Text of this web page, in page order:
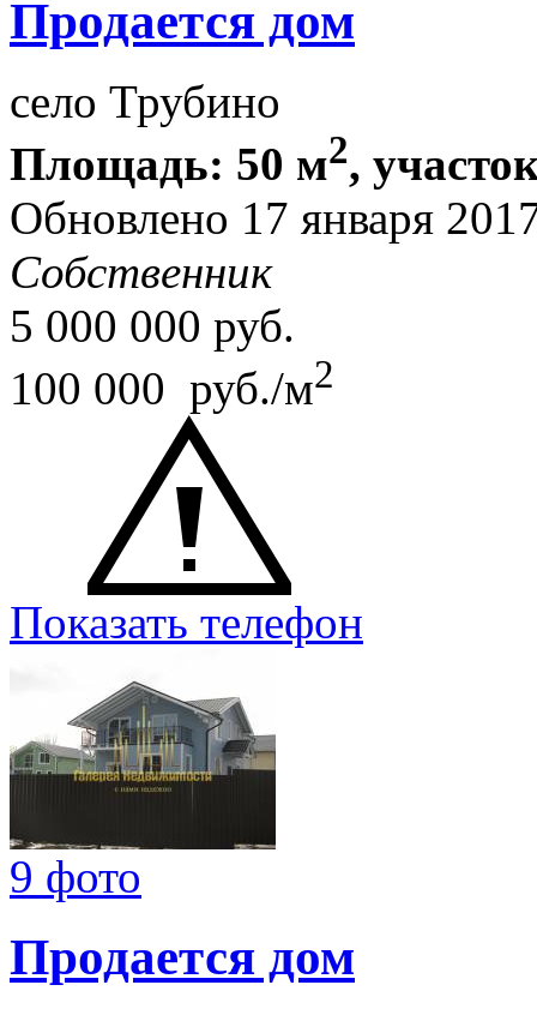
Продается дом
село Трубино
Площадь: 50 м2,
Обновлено 17 января
Собственник
5 000 000 руб.
100 000 руб./м2
Показать телефон
9 фото
Продается дом